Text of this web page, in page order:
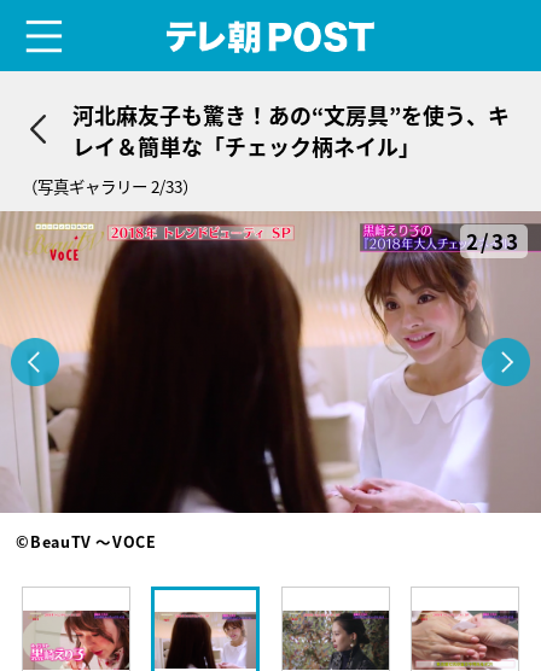
河北麻友子も驚き！あの“文房具”を使う、キ
レイ＆簡単な「チェック柄ネイル」
（写真ギャラリー 2/33）
2/33
©BeauTV ～VOCE